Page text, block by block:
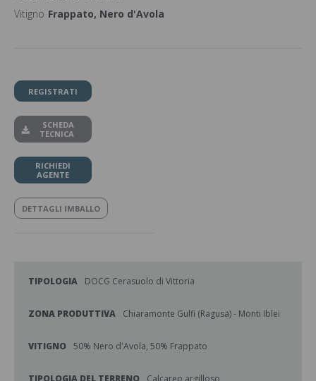
Vitigno Frappato, Nero d'Avola
REGISTRATI
SCHEDA
TECNICA
RICHIEDI
AGENTE
DETTAGLI IMBALLO
TIPOLOGIA DOCG Cerasuolo di Vittoria
ZONA PRODUTTIVA Chiaramonte Gulfi (Ragusa) - Monti Iblei
VITIGNO 50% Nero d'Avola, 50% Frappato
TIPOLOGIA DEL TERRENO Calcareo argilloso